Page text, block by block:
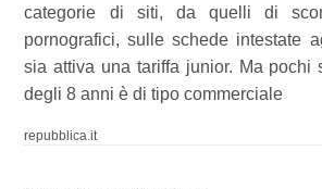
categorie di siti, da quelli di
pornografici, sulle schede intestate
sia attiva una tariffa junior. Ma pochi
degli 8 anni è di tipo commerciale
repubblica.it